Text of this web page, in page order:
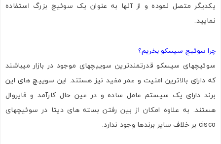
یکدیگر متصل نموده و از آنها به عنوان یک سوئیچ بزرگ استفاده
نمایید.
چرا سوئیچ سیسکو بخریم؟
سوئیچهای سیسکو قدرتمندترین سوییچهای موجود در بازار میباشند
که دارای بالاترین امنیت و عمر مفید نیز هستند. این سوییچ های این
برند دارای یک سیستم عامل ساده و در عین حال کارآمد و فایروال
هستند. به علاوه امکان از بین رفتن بسته های دیتا در سوئیچهای
cisco بر خلاف سایر برندها وجود ندارد.